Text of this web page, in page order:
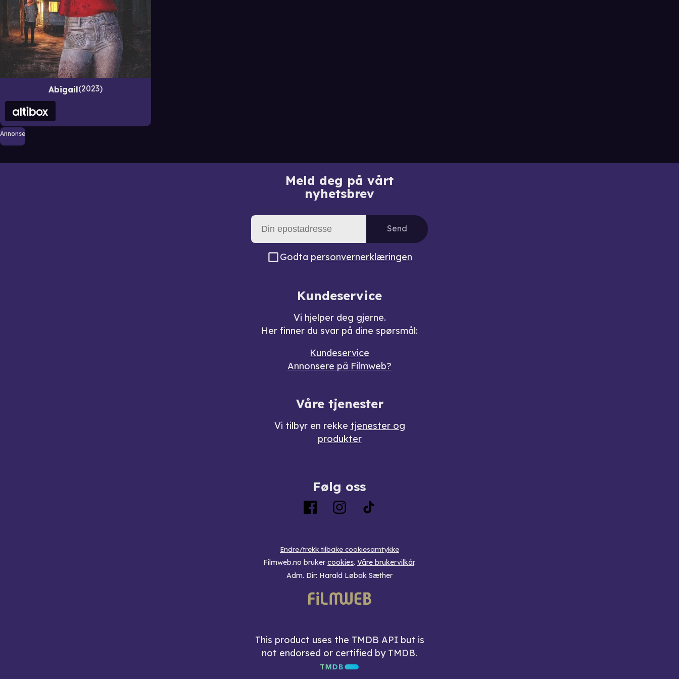
Abigail 2023
Annonse
Meld deg på vårt
nyhetsbrev
Send
Godta personvernerklæringen
Kundeservice
Vi hjelper deg gjerne.
Her finner du svar på dine spørsmål:
Kundeservice
Annonsere på Filmweb?
Våre tjenester
Vi tilbyr en rekke tjenester og
produkter
Følg oss
Endre/trekk tilbake cookiesamtykke
Filmweb.no bruker cookies. Våre brukervilkår.
Adm. Dir: Harald Løbak Sæther
This product uses the TMDB API but is
not endorsed or certified by TMDB.